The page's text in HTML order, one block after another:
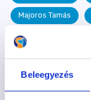
Beleegyezés
Majoros Tamás
Varga Balázs
Dancsó Ágnes
Sáfrány Annamária